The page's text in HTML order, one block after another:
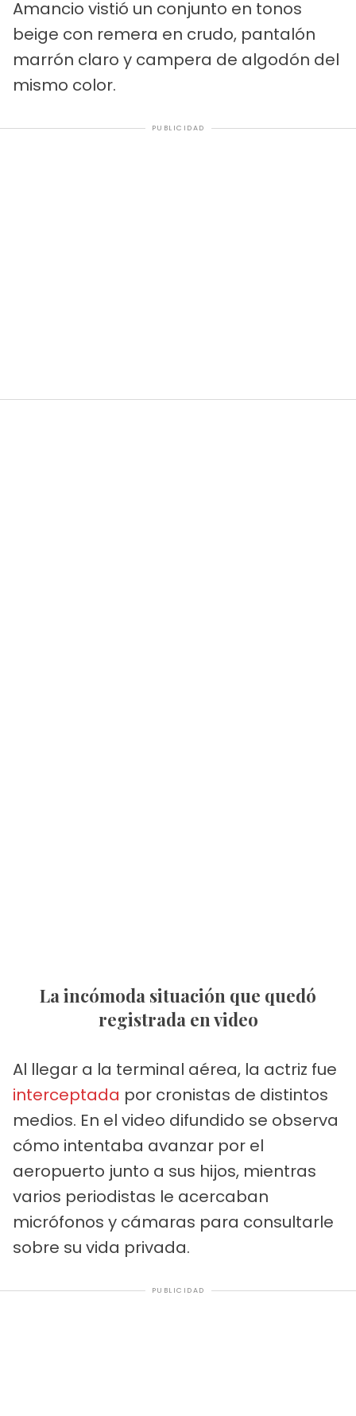
Amancio vistió un conjunto en tonos
beige con remera en crudo, pantalón
marrón claro y campera de algodón del
mismo color.
PUBLICIDAD
La incómoda situación que quedó
registrada en video
Al llegar a la terminal aérea, la actriz fue
interceptada por cronistas de distintos
medios. En el video difundido se observa
cómo intentaba avanzar por el
aeropuerto junto a sus hijos, mientras
varios periodistas le acercaban
micrófonos y cámaras para consultarle
sobre su vida privada.
PUBLICIDAD